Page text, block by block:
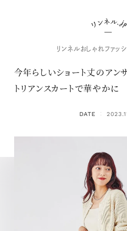
リンネルおしゃれファッ
今年らしいショート丈のアン
トリアンスカートで華やかに
DATE ：